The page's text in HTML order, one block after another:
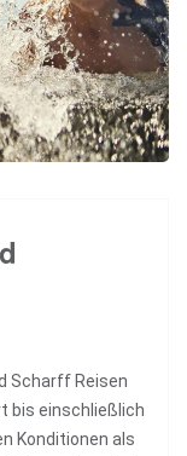
Scharff Reisen
bis einschließlich
Konditionen als